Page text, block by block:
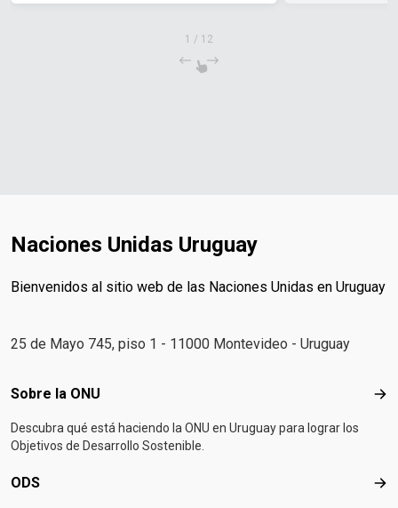
1 / 12
Naciones Unidas Uruguay
Bienvenidos al sitio web de las Naciones Unidas en Uruguay
25 de Mayo 745, piso 1 - 11000 Montevideo - Uruguay
Footer menu
Sobre la ONU
Descubra qué está haciendo la ONU en Uruguay para lograr los
Objetivos de Desarrollo Sostenible.
ODS